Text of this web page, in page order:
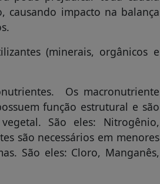
causando impacto na balança
(minerais, orgânicos e
Os macronutriente
função estrutural e são
São eles: Nitrogênio,
são necessários em menores
São eles: Cloro, Manganês,